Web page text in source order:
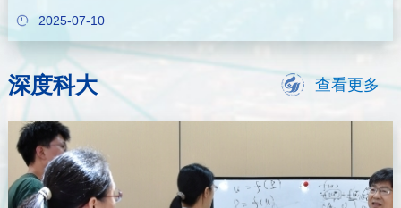
2025-07-10
深度科大 查看更多